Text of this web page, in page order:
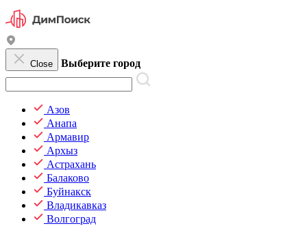
Close Выберите город
Азов
Анапа
Армавир
Архыз
Астрахань
Балаково
Буйнакск
Владикавказ
Волгоград